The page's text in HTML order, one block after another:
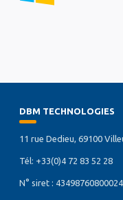
DBM TECHNOLOGIES
11 rue Dedieu, 69100
Tél: +33(0)4 72 83 52 28
N° siret : 43498760800024